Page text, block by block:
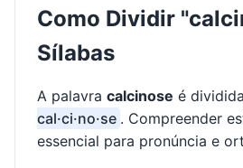
Como Dividir
Sílabas
A palavra calcinose é
cal·ci·no·se . Compreender
essencial para pronúncia e